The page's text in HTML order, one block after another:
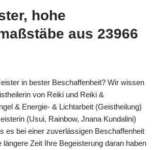
hohe
aus 23966
in bester Beschaffenheit? Wir wissen
von Reiki und Reiki &
& Energie- & Lichtarbeit (Geistheilung)
(Usui, Rainbow, Jnana Kundalini)
es bei einer zuverlässigen Beschaffenheit
Zeit Ihre Begeisterung daran haben